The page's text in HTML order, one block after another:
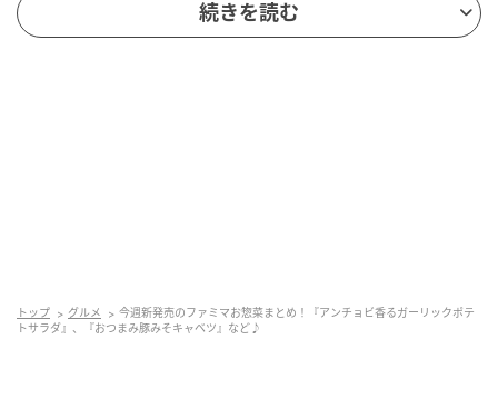
まみにぴったりのポテトサラダです。
続きを読む
トップ グルメ
今週新発売のファミマお惣菜まとめ！『アンチョビ香るガーリックポテ
トサラダ』、『おつまみ豚みそキャベツ』など♪